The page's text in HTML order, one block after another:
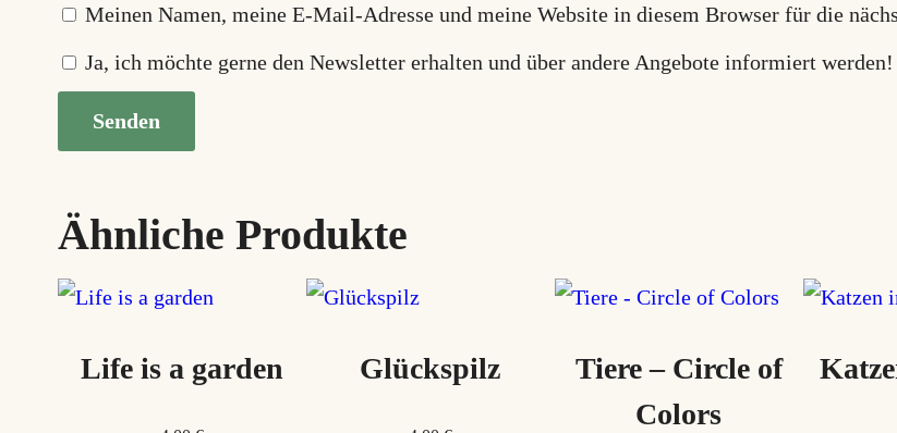
Meinen Namen, meine E-Mail-Adresse und meine Website in diesem Browser für die
Ja, ich möchte gerne den Newsletter erhalten und über andere Angebote informiert werden!
Ähnliche Produkte
Life is a garden Glückspilz
Tiere – Circle of
Colors